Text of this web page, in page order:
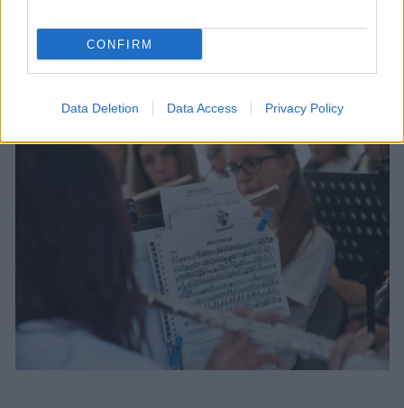
CONFIRM
Data Deletion Data Access Privacy Policy